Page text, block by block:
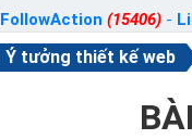
FollowAction (15406) -
Ý tưởng thiết kế web